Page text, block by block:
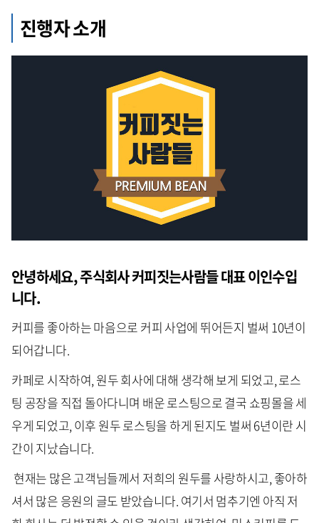
진행자 소개
안녕하세요, 주식회사 커피짓는사람들 대표 이인수입
니다.
커피를 좋아하는 마음으로 커피 사업에 뛰어든지 벌써 10년이
되어갑니다.
카페로 시작하여, 원두 회사에 대해 생각해 보게 되었고, 로스
팅 공장을 직접 돌아다니며 배운 로스팅으로 결국 쇼핑몰을 세
우게 되었고, 이후 원두 로스팅을 하게 된지도 벌써 6년이란 시
간이 지났습니다.
현재는 많은 고객님들께서 저희의 원두를 사랑하시고, 좋아하
셔서 많은 응원의 글도 받았습니다. 여기서 멈추기엔 아직 저